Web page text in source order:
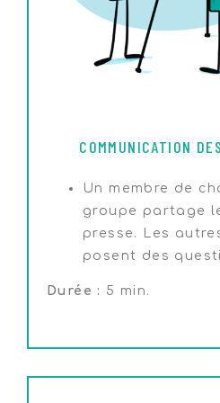
COMMUNICATION
Un membre de
groupe partage
presse. Les
posent des
Durée : 5 min.